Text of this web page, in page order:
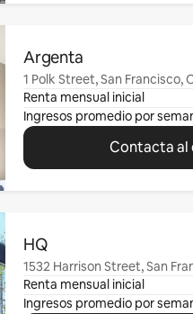
Argenta
1 Polk Street, San Francisco,
Renta mensual inicial
Ingresos promedio por
Contacta al
HQ
1532 Harrison Street, San
Renta mensual inicial
Ingresos promedio por